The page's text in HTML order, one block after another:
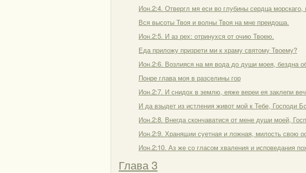
Ион.2:4. Отвергл мя еси во глубины сердца
Вся высоты Твоя и волны Твоя на мне преидоша.
Ион.2:5. И аз рех: отринухся от очию Твоею.
Еда приложу призрети ми к храму святому Твоему?
Ион.2:6. Возлияся на мя вода до души моея, бездна
Понре глава моя в разселины гор
Ион.2:7. И снидох в землю, еяже вереи ея заклепи
И да взыдет из истления живот мой к Тебе, Господи
Ион.2:8. Внегда скончаватися от мене души моей,
Ион.2:9. Хранящии суетная и ложная, милость свою
Ион.2:10. Аз же со гласом хваления и исповедания
Глава 3